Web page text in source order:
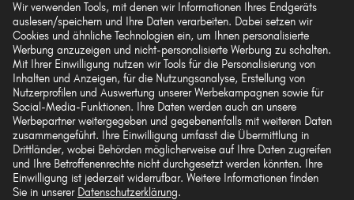
Hilfe & Support
Rechtliches
Akzeptierte Zahlungsarten
Wir verwenden Tools, mit denen wir Informationen Ihres Endgeräts
auslesen/speichern und Ihre Daten verarbeiten. Dabei setzen wir
Cookies und ähnliche Technologien ein, um Ihnen personalisierte
Werbung anzuzeigen und nicht-personalisierte Werbung zu schalten.
Mit Ihrer Einwilligung nutzen wir Tools für die Personalisierung von
Inhalten und Anzeigen, für die Nutzungsanalyse, Erstellung von
Nutzerprofilen und Auswertung unserer Werbekampagnen sowie für
Social-Media-Funktionen. Ihre Daten werden auch an unsere
Werbepartner weitergegeben und gegebenenfalls mit weiteren Daten
zusammengeführt. Ihre Einwilligung umfasst die Übermittlung in
Drittländer, wobei Behörden möglicherweise auf Ihre Daten zugreifen
und Ihre Betroffenenrechte nicht durchgesetzt werden könnten. Ihre
Einwilligung ist jederzeit widerrufbar. Weitere Informationen finden
Sie in unserer Datenschutzerklärung.